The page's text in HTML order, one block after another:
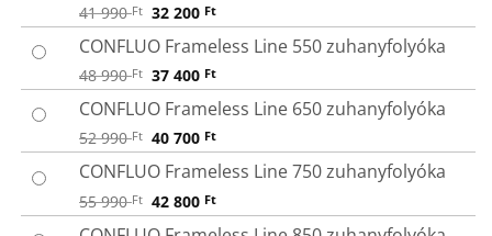
41 990Ft Original
price
was:
41
990 Ft.
32 200 FtCurrent
price
is:
32
200 Ft.
CONFLUO Frameless Line 550 zuhanyfolyóka
48 990Ft Original
price
was:
48
990 Ft.
37 400 FtCurrent
price
is:
37
400 Ft.
CONFLUO Frameless Line 650 zuhanyfolyóka
52 990Ft Original
price
was:
52
990 Ft.
40 700 FtCurrent
price
is:
40
700 Ft.
CONFLUO Frameless Line 750 zuhanyfolyóka
55 990Ft Original
price
was:
42 800 FtCurrent
price
is: